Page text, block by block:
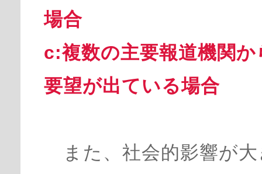
場合
c:複数の主要報道機関
要望が出ている場合
また、社会的影響が